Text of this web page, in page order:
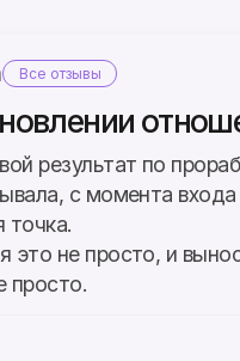
Все отзывы
результат по
с момента
точка.
не просто, и
просто.